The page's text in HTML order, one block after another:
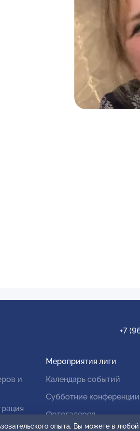
+7
и
Мероприятия лиги
Календарь событий
Субботние конференции
Фотогалерея
опыта. Вы можете в